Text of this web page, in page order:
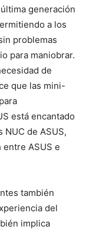
generación
a los
problemas
para maniobrar.
de
que las mini-
está encantado
de ASUS,
ASUS e
también
del
implica